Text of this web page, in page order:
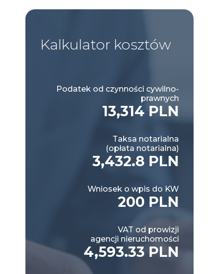
Kalkulator kosztów
Podatek od czynności cywilno-
prawnych
13,314 PLN
Taksa notarialna
(opłata notarialna)
3,432.8 PLN
Wniosek o wpis do KW
200 PLN
VAT od prowizji
agencji nieruchomości
4,593.33 PLN